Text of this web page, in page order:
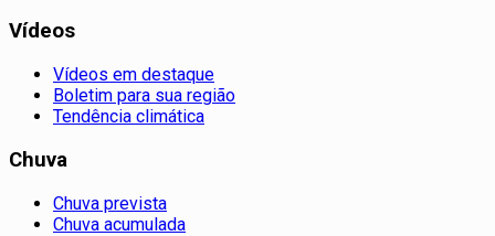
Vídeos
Vídeos em destaque
Boletim para sua região
Tendência climática
Chuva
Chuva prevista
Chuva acumulada